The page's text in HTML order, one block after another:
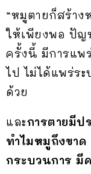
“หมูตายก็สร้า
ให้เพียงพอ ปัญ
ครั้งนี้ มีการแพ
ไป ไม่ได้แพร่ร
ด้วย
และการตายมีป
ทำไมหมูถึงขาด
กระบวนการ มี